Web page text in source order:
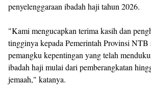
penyelenggaraan ibadah haji tahun 2026.
"Kami mengucapkan terima kasih dan
tingginya kepada Pemerintah Provinsi NTB
pemangku kepentingan yang telah
ibadah haji mulai dari pemberangkatan
jemaah," katanya.